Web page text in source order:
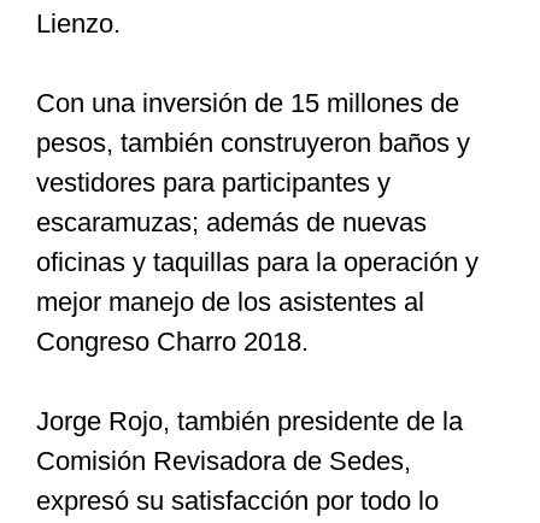
Lienzo.
Con una inversión de 15 millones de
pesos, también construyeron baños y
vestidores para participantes y
escaramuzas; además de nuevas
oficinas y taquillas para la operación y
mejor manejo de los asistentes al
Congreso Charro 2018.
Jorge Rojo, también presidente de la
Comisión Revisadora de Sedes,
expresó su satisfacción por todo lo